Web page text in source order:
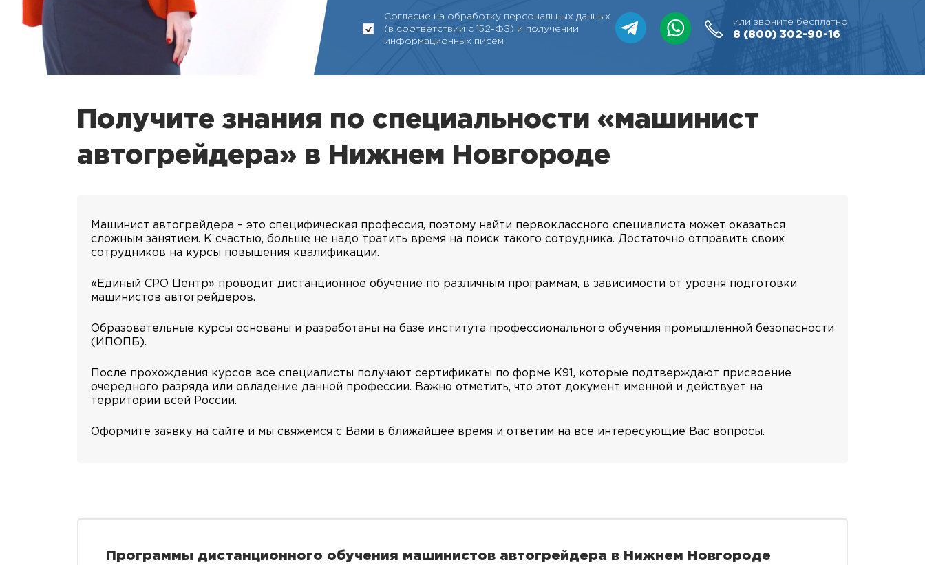
Согласие на обработку персональных данных
(в соответствии с 152-ФЗ) и получении
информационных писем
или звоните бесплатно
8 (800) 302-90-16
Получите знания по специальности «машинист
автогрейдера» в Нижнем Новгороде
Машинист автогрейдера – это специфическая профессия, поэтому найти первоклассного специалиста может оказаться
сложным занятием. К счастью, больше не надо тратить время на поиск такого сотрудника. Достаточно отправить своих
сотрудников на курсы повышения квалификации.
«Единый СРО Центр» проводит дистанционное обучение по различным программам, в зависимости от уровня подготовки
машинистов автогрейдеров.
Образовательные курсы основаны и разработаны на базе института профессионального обучения промышленной безопасности
(ИПОПБ).
После прохождения курсов все специалисты получают сертификаты по форме K91, которые подтверждают присвоение
очередного разряда или овладение данной профессии. Важно отметить, что этот документ именной и действует на
территории всей России.
Оформите заявку на сайте и мы свяжемся с Вами в ближайшее время и ответим на все интересующие Вас вопросы.
Программы дистанционного обучения машинистов автогрейдера в Нижнем Новгороде